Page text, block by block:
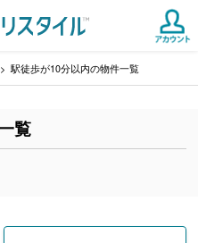
駅徒歩が10分以内の物件一覧
覧